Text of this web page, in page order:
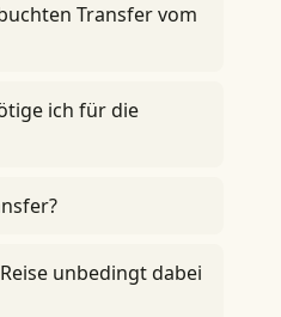
Transfer vom
ich für die
unbedingt dabei